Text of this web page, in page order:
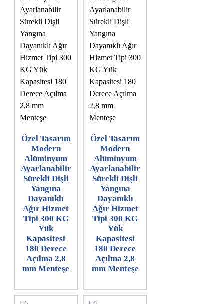
Özel Tasarım
Modern
Alüminyum
Ayarlanabilir
Sürekli Dişli
Yangına
Dayanıklı
Ağır Hizmet
Tipi 300 KG
Yük
Kapasitesi
180 Derece
Açılma 2,8
mm Menteşe
Özel Tasarım
Modern
Alüminyum
Ayarlanabilir
Sürekli Dişli
Yangına
Dayanıklı
Ağır Hizmet
Tipi 300 KG
Yük
Kapasitesi
180 Derece
Açılma 2,8
mm Menteşe